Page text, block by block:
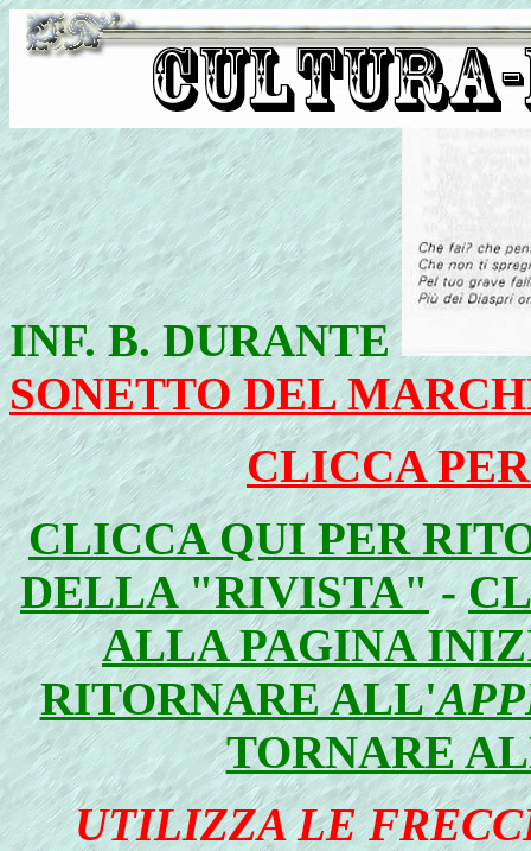
INF. B. DURANTE
SONETTO DEL
CLICCA
CLICCA QUI PER
DELLA "RIVISTA"-
ALLA PAGINA
RITORNARE ALL'
TORNARE
UTILIZZA LE